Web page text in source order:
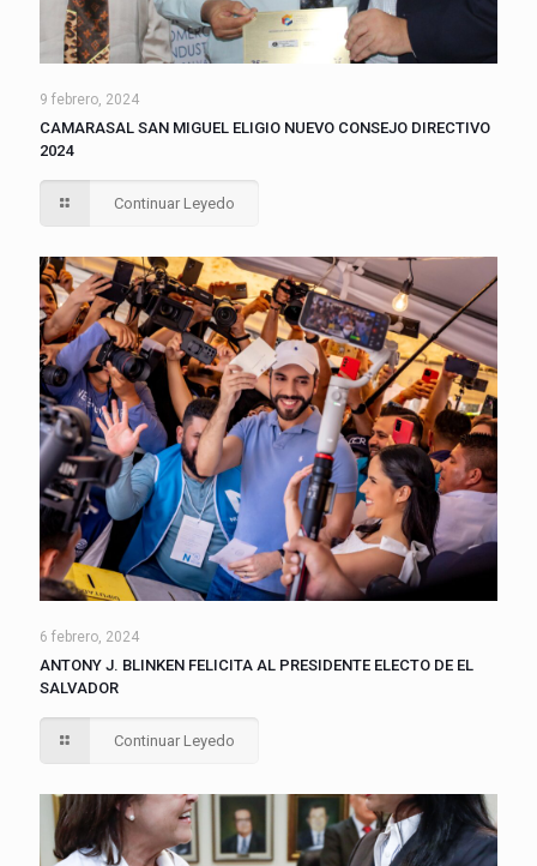
9 febrero, 2024
CAMARASAL SAN MIGUEL ELIGIO NUEVO CONSEJO DIRECTIVO
2024
Continuar Leyedo
6 febrero, 2024
ANTONY J. BLINKEN FELICITA AL PRESIDENTE ELECTO DE EL
SALVADOR
Continuar Leyedo